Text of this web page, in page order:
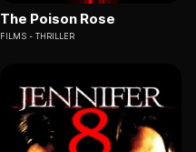
The Poison Rose
FILMS THRILLER